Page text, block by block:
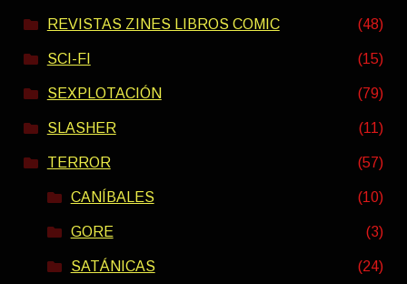
REVISTAS ZINES LIBROS COMIC (48)
SCI-FI (15)
SEXPLOTACIÓN (79)
SLASHER (11)
TERROR (57)
CANÍBALES (10)
GORE (3)
SATÁNICAS (24)